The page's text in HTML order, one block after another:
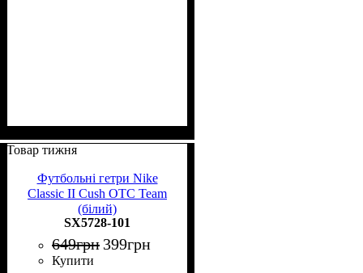
Товар тижня
Футбольні гетри Nike
Classic II Cush OTC Team
(білий)
SX5728-101
649грн 399грн
Купити